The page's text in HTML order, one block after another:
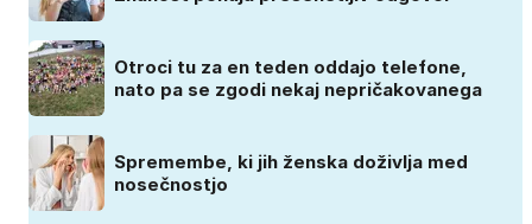
Otroci tu za en teden oddajo telefone,
nato pa se zgodi nekaj nepričakovanega
Spremembe, ki jih ženska doživlja med
nosečnostjo